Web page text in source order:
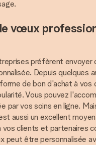
vœux
préfèrent envoyer
Depuis quelques
de bon d'achat à vos
Vous pouvez
par vos soins en ligne.
aussi un excellent
vos clients et partenaires
peut être personnalisée